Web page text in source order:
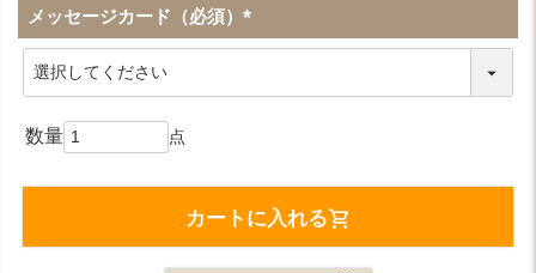
メッセージカード（必須）
(
カートに入れる